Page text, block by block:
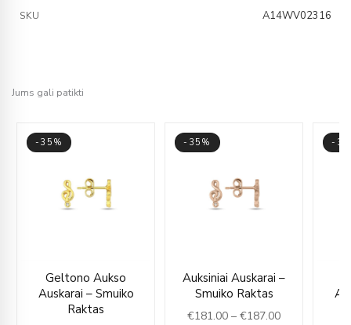
SKU A14WV02316
Jums gali patikti
-35%
Geltono Aukso
Auskarai – Smuiko
Raktas
€177.00
-35%
Auksiniai Auskarai –
Smuiko Raktas
€181.00 – €187.00
range:
through
-